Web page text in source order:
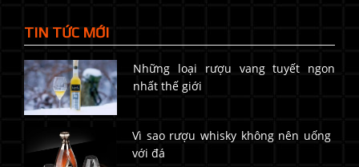
TIN TỨC MỚI
Những loại rượu vang tuyết ngon
nhất thế giới
Vì sao rượu whisky không nên uống
với đá